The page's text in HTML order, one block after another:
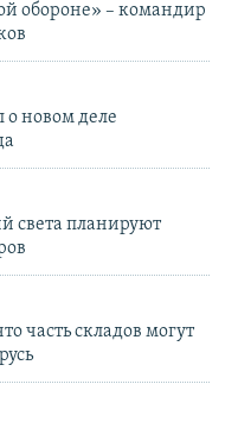
обороне» – командир
о новом деле
света планируют
часть складов могут